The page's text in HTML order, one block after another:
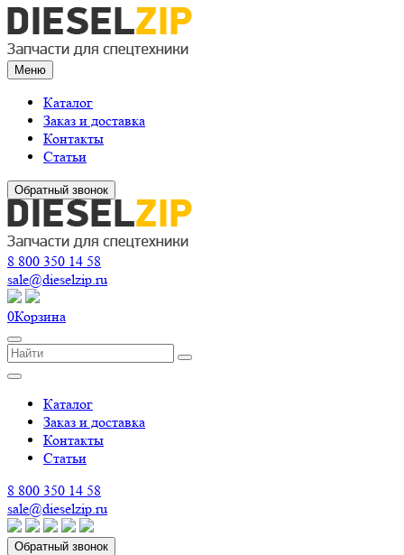
Меню
Каталог
Заказ и доставка
Контакты
Статьи
Обратный звонок
8 800 350 14 58
sale@dieselzip.ru
0Корзина
Каталог
Заказ и доставка
Контакты
Статьи
8 800 350 14 58
sale@dieselzip.ru
Обратный звонок